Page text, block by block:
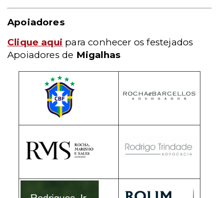
Apoiadores
Clique aqui para conhecer os festejados
Apoiadores de Migalhas